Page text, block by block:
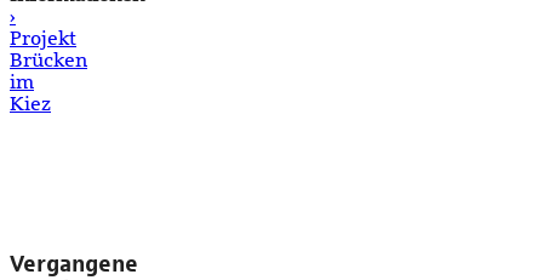
›
Projekt
Brücken
im
Kiez
Vergangene